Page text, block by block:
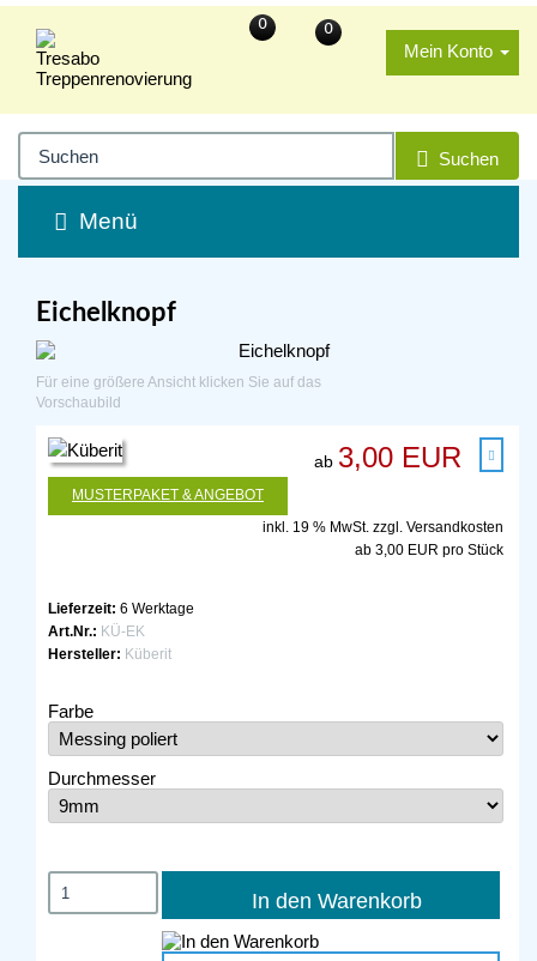
Mein Konto
0
0
Suchen
Menü
Eichelknopf
Für eine größere Ansicht klicken Sie auf das
Vorschaubild
ab 3,00 EUR
MUSTERPAKET & ANGEBOT
inkl. 19 % MwSt. zzgl. Versandkosten
ab 3,00 EUR pro Stück
Lieferzeit: 6 Werktage
Art.Nr.: KÜ-EK
Hersteller: Küberit
Farbe
Durchmesser
In den Warenkorb